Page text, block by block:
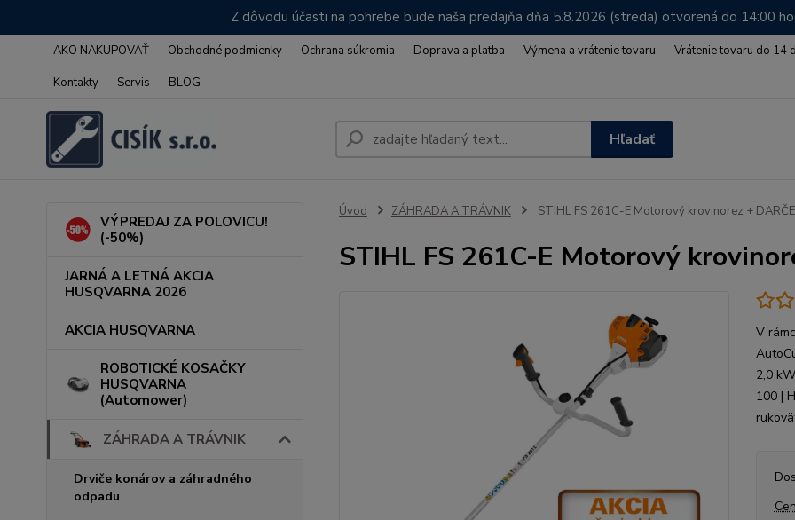
Z dôvodu účasti na pohrebe bude naša predajňa dňa 5.8.2026 (streda) otvorená do 14:00
AKO NAKUPOVAŤ Obchodné podmienky Ochrana súkromia Doprava a platba Výmena a vrátenie tovaru
Vrátenie tovaru do 14
Kontakty
Servis BLOG
Hľadať
VÝPREDAJ ZA POLOVICU!
(-50%)
JARNÁ A LETNÁ AKCIA
HUSQVARNA 2026
AKCIA HUSQVARNA
ROBOTICKÉ KOSAČKY
HUSQVARNA
(Automower)
ZÁHRADA A TRÁVNIK
Drviče konárov a záhradného
odpadu
Úvod ZÁHRADA A TRÁVNIK STIHL FS 261C-E Motorový krovinorez +
STIHL FS 261C-E Motorový
V
2,0
100 |